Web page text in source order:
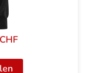
CHFAktueller
ist: